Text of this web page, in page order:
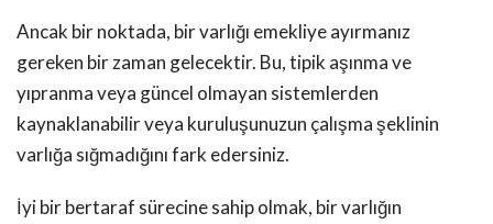
Ancak bir noktada, bir varlığı emekliye ayırmanız
gereken bir zaman gelecektir. Bu, tipik aşınma ve
yıpranma veya güncel olmayan sistemlerden
kaynaklanabilir veya kuruluşunuzun çalışma şeklinin
varlığa sığmadığını fark edersiniz.
İyi bir bertaraf sürecine sahip olmak, bir varlığın